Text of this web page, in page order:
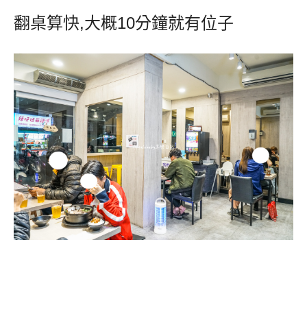
翻桌算快,大概10分鐘就有位子